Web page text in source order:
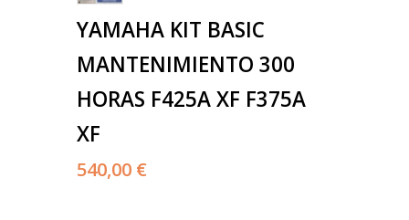
YAMAHA KIT BASIC
MANTENIMIENTO 300
HORAS F425A XF F375A
XF
540,00 €